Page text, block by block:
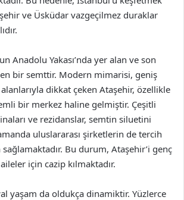
ve Üsküdar vazgeçilmez duraklar
Anadolu Yakası’nda yer alan ve son
bir semttir. Modern mimarisi, geniş
dikkat çeken Ataşehir, özellikle
bir merkez haline gelmiştir. Çeşitli
ve rezidanslar, semtin siluetini
uluslararası şirketlerin de tercih
Bu durum, Ataşehir’i genç
için cazip kılmaktadır.
yaşam da oldukça dinamiktir. Yüzlerce